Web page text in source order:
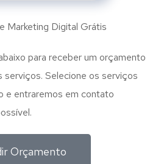
Marketing Digital Grátis
para receber um orçamento
serviços. Selecione os serviços
e entraremos em contato
Orçamento